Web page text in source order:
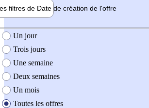
filtres de Date de création de l'offre
création de l'offre
Un jour
Trois jours
Une semaine
Deux semaines
Un mois
Toutes les offres